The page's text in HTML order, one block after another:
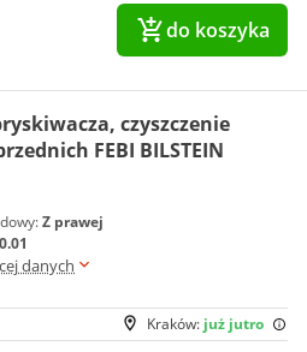
do koszyka
czyszczenie
FEBI BILSTEIN
Z prawej
0.01
danych
Kraków: już jutro